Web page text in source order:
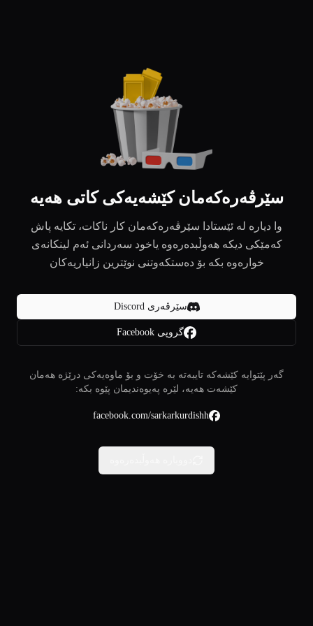
سێرڤەرەکەمان کێشەیەکی کاتی هەیە
وا دیارە لە ئێستادا سێرڤەرەکەمان کار ناکات، تکایە پاش
کەمێکی دیکە هەوڵبدەرەوە یاخود سەردانی ئەم لینکانەی
خوارەوە بکە بۆ دەستکەوتنی نوێترین زانیاریەکان
سێرڤەری Discord
گروپی Facebook
گەر پێتوایە کێشەکە تایبەتە بە خۆت و بۆ ماوەیەکی درێژە هەمان
کێشەت هەیە، لێرە پەیوەندیمان پێوە بکە:
facebook.com/sarkarkurdishh